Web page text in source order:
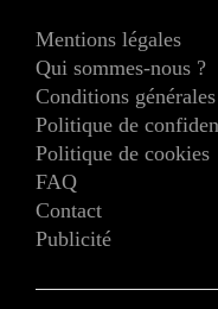
Mentions légales
Qui sommes-nous ?
Conditions
Politique de
Politique de cookies
FAQ
Contact
Publicité